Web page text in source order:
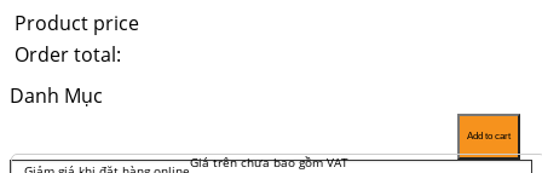
Product price
Order total:
Add to cart
Danh Mục